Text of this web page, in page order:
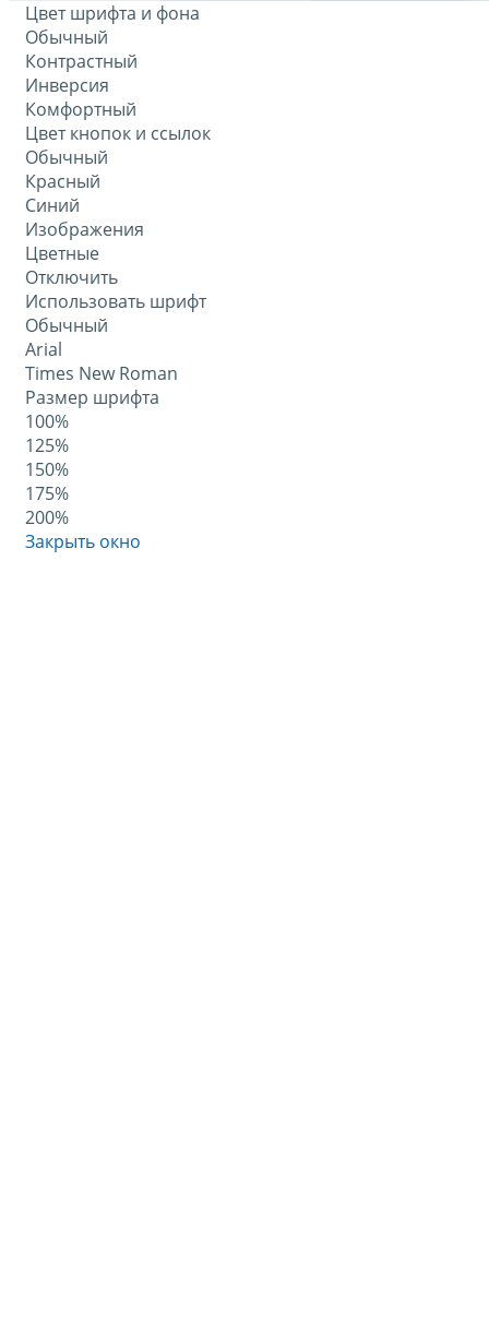
Цвет шрифта и фона
Обычный
Контрастный
Инверсия
Комфортный
Цвет кнопок и ссылок
Обычный
Красный
Синий
Изображения
Цветные
Отключить
Использовать шрифт
Обычный
Arial
Times New Roman
Размер шрифта
100%
125%
150%
175%
200%
Закрыть окно